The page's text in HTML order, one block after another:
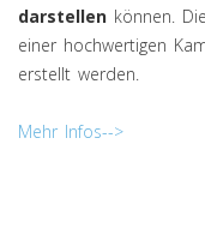
darstellen können.
einer hochwertigen
erstellt werden.
Mehr Infos-->